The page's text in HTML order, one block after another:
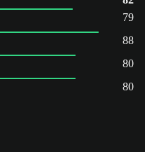
79
88
80
80